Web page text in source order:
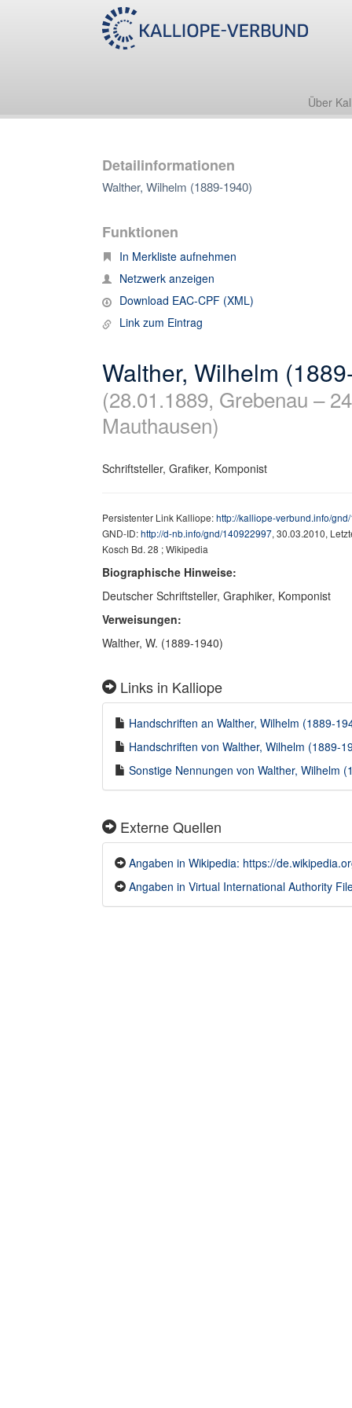
Über
Detailinformationen
Walther, Wilhelm (1889-1940)
Funktionen
In Merkliste aufnehmen
Netzwerk anzeigen
Download EAC-CPF (XML)
Link zum Eintrag
Walther, Wilhelm
(28.01.1889, Grebenau –
Mauthausen)
Schriftsteller, Grafiker, Komponist
Persistenter Link Kalliope:http://kalliope-verbund.info/
GND-ID:http://d-nb.info/gnd/140922997, 30.03.2010,
Kosch Bd. 28 ; Wikipedia
Biographische Hinweise:
Deutscher Schriftsteller, Graphiker, Komponist
Verweisungen:
Walther, W. (1889-1940)
Links in Kalliope
Handschriften an Walther, Wilhelm (1889-
Handschriften von Walther, Wilhelm (1889-
Sonstige Nennungen von Walther, Wilhelm
Externe Quellen
Angaben in Wikipedia: https://
Angaben in Virtual International Authority